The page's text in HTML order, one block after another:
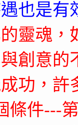
也是有
靈魂
創意
功，
條件---